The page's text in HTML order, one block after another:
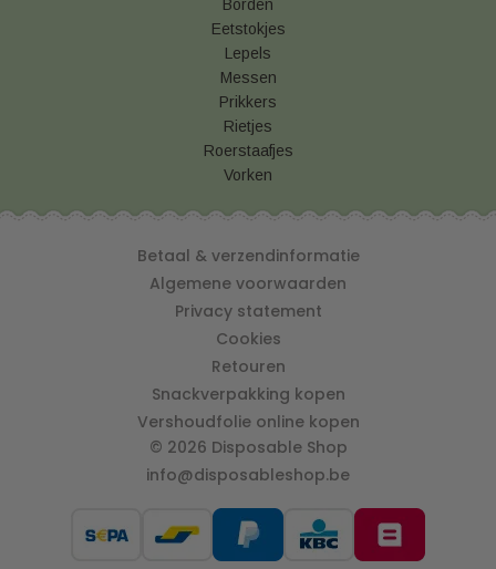
Borden
Eetstokjes
Lepels
Messen
Prikkers
Rietjes
Roerstaafjes
Vorken
Betaal & verzendinformatie
Algemene voorwaarden
Privacy statement
Cookies
Retouren
Snackverpakking kopen
Vershoudfolie online kopen
© 2026 Disposable Shop
info@disposableshop.be